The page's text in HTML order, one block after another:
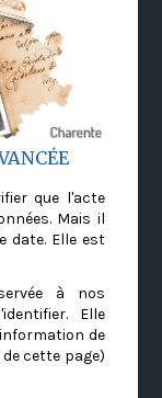
que l'acte
Mais il
date. Elle est
à nos
Elle
de
cette page)